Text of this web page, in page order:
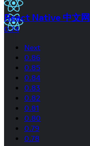
React Native 中文网
0.74
Next
0.86
0.85
0.84
0.83
0.82
0.81
0.80
0.79
0.78